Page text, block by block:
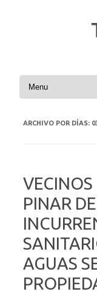
Saltar al contenido
ARCHIVO POR DÍAS:
VECINOS
PINAR
AGUAS